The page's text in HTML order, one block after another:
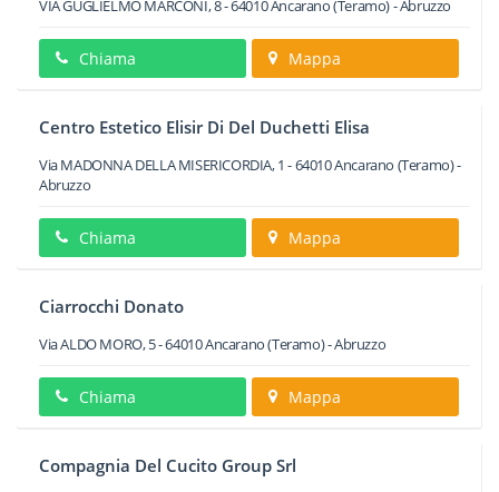
VIA GUGLIELMO MARCONI, 8-64010Ancarano(Teramo) -Abruzzo
Chiama Mappa
Centro Estetico Elisir Di Del Duchetti Elisa
Via MADONNA DELLA MISERICORDIA, 1 -64010Ancarano (Teramo) -
Abruzzo
Chiama Mappa
Ciarrocchi Donato
Via ALDO MORO, 5-64010Ancarano(Teramo) -Abruzzo
Chiama Mappa
Compagnia Del Cucito Group Srl